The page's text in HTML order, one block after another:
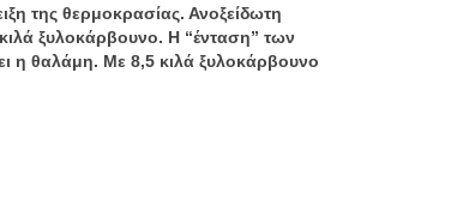
της θερμοκρασίας. Ανοξείδωτη
ξυλοκάρβουνο. Η “ένταση” των
η θαλάμη. Με 8,5 κιλά ξυλοκάρβουνο